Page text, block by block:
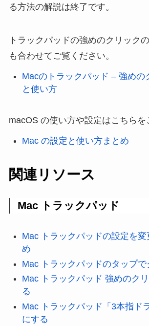
る方法の解説は終了です。
トラックパッドの強めのクリック
も合わせてご覧ください。
Macのトラックパッド – 強めの
と使い方
macOS の使い方や設定はこちらを
Mac の設定と使い方まとめ
関連リソース
Mac トラックパッド
Mac トラックパッドの設定を変
め
Mac トラックパッドのタップで
Mac トラックパッド 強めのク
る
Mac トラックパッド「3本指ド
にする